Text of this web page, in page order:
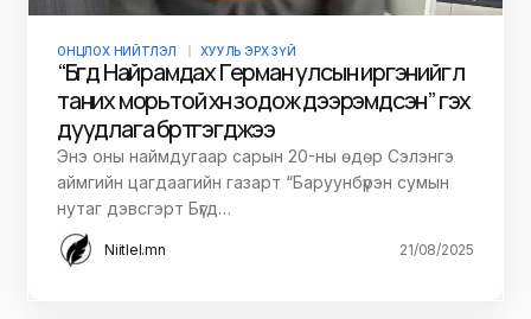
ОНЦЛОХ НИЙТЛЭЛ ХУУЛЬ ЭРХ ЗҮЙ
“Бүгд Найрамдах Герман улсын иргэнийг үл
таних морьтой хүн зодож дээрэмдсэн” гэх
дуудлага бүртгэгджээ
Энэ оны наймдугаар сарын 20-ны өдөр Сэлэнгэ
аймгийн цагдаагийн газарт “Баруунбүрэн сумын
нутаг дэвсгэрт Бүгд…
Niitlel.mn 21/08/2025